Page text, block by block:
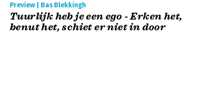
Preview | Bas Blekkingh
Tuurlijk heb je een ego - Erken het,
benut het, schiet er niet in door